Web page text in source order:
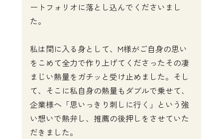
ートフォリオに落とし込んでくださいまし
た。
私は間に入る身として、M様がご自身の思い
をこめて全力で作り上げてくださったその凄
まじい熱量をガチッと受け止めました。そし
て、そこに私自身の熱量もダブルで乗せて、
企業様へ「思いっきり刺しに行く」という強
い想いで熱弁し、推薦の後押しをさせていた
だきました。